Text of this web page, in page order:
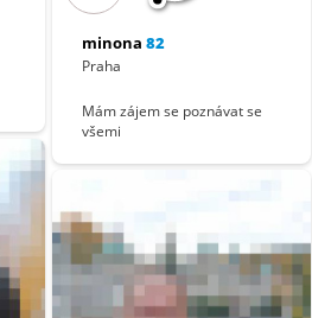
minona 82
Praha
Mám zájem se poznávat se
všemi